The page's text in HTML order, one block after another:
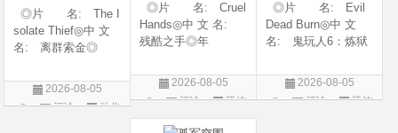
◎片 名: Cruel
Hands◎中 文 名:
残酷之手◎年
地: 澳大利亚◎
类 别: 惊悚 / 恐
语◎上映日期: 202
2026-08-05
评论
恐怖
片
◎片 名: Evil
Dead Burn◎中 文
名: 鬼玩人6：炼狱
焚场(台) / 鬼玩人6：
燃烧 / 鬼玩人崛起衍
2026-08-05
评论
恐怖
◎片 名: The I
solate Thief◎中 文
名: 离群索金◎
产 地: 美国◎
类 别: 西部◎
2026-08-05
评论
动作